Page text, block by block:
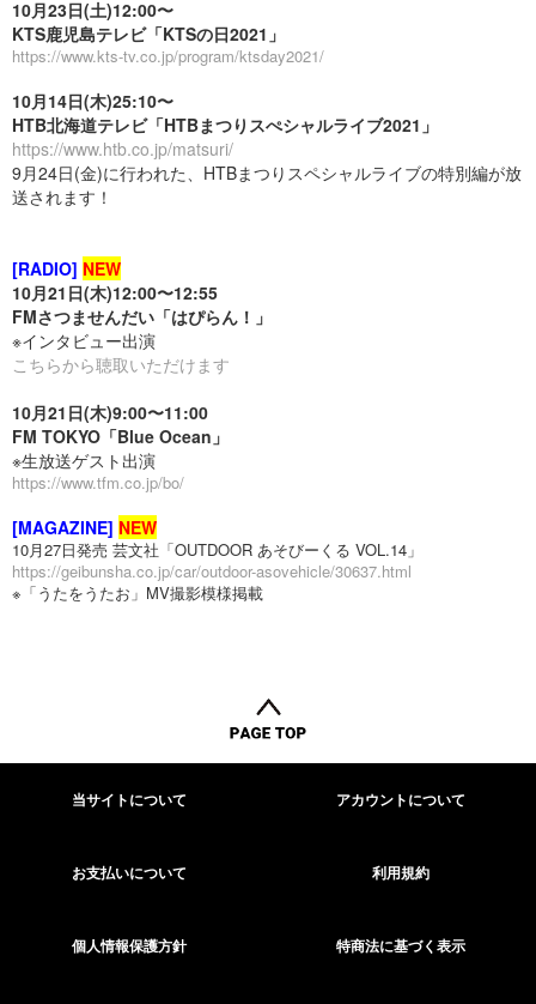
10月23日(土)12:00〜
KTS鹿児島テレビ「KTSの日2021」
https://www.kts-tv.co.jp/program/ktsday2021/
10月14日(木)25:10〜
HTB北海道テレビ「HTBまつりスぺシャルライブ2021」
https://www.htb.co.jp/matsuri/
9月24日(金)に行われた、HTBまつりスペシャルライブの特別編が放
送されます！
[RADIO] NEW
10月21日(木)12:00〜12:55
FMさつませんだい「はぴらん！」
※インタビュー出演
こちらから聴取いただけます
10月21日(木)9:00〜11:00
FM TOKYO「Blue Ocean」
※生放送ゲスト出演
https://www.tfm.co.jp/bo/
[MAGAZINE] NEW
10月27日発売 芸文社「OUTDOOR あそびーくる VOL.14」
https://geibunsha.co.jp/car/outdoor-asovehicle/30637.html
※「うたをうたお」MV撮影模様掲載
当サイトについて アカウントについて
お支払いについて 利用規約
個人情報保護方針 特商法に基づく表示